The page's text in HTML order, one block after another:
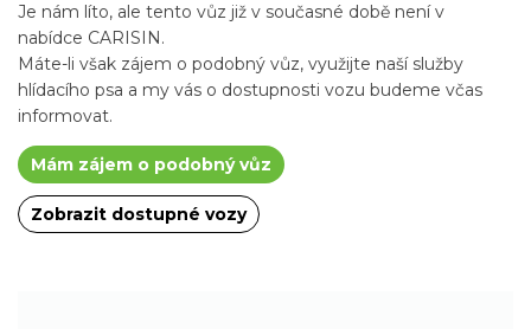
Je nám líto, ale tento vůz již v současné době není v
nabídce CARISIN.
Máte-li však zájem o podobný vůz, využijte naší služby
hlídacího psa a my vás o dostupnosti vozu budeme včas
informovat.
Mám zájem o podobný vůz
Zobrazit dostupné vozy